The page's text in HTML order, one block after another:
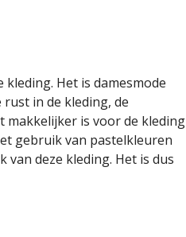
Het is damesmode
in de kleding, de
is voor de kleding
gebruik van pastelkleuren
deze kleding. Het is dus